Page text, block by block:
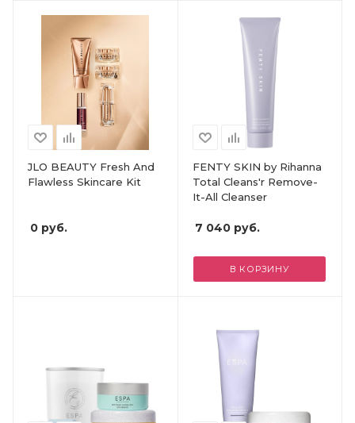
JLO BEAUTY Fresh And
Flawless Skincare Kit
0 руб.
FENTY SKIN by Rihanna
Total Cleans'r Remove-
It-All Cleanser
7 040руб.
В КОРЗИНУ